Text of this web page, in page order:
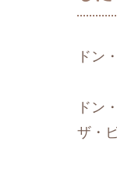
ドン
ドン
ザ・